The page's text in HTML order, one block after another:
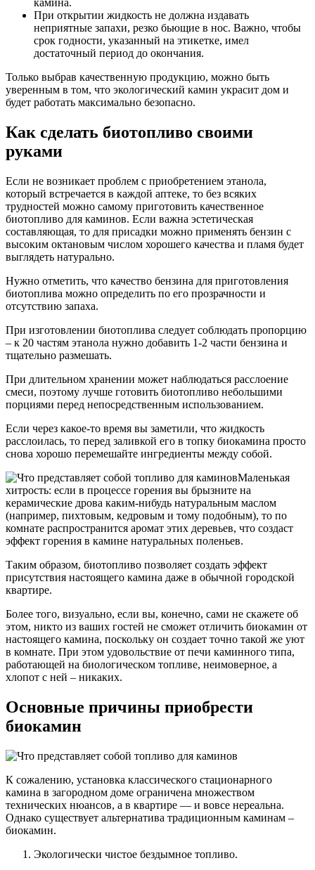
камина.
При открытии жидкость не должна издавать
неприятные запахи, резко бьющие в нос. Важно, чтобы
срок годности, указанный на этикетке, имел
достаточный период до окончания.
Только выбрав качественную продукцию, можно быть
уверенным в том, что экологический камин украсит дом и
будет работать максимально безопасно.
Как сделать биотопливо своими
руками
Если не возникает проблем с приобретением этанола,
который встречается в каждой аптеке, то без всяких
трудностей можно самому приготовить качественное
биотопливо для каминов. Если важна эстетическая
составляющая, то для присадки можно применять бензин с
высоким октановым числом хорошего качества и пламя будет
выглядеть натурально.
Нужно отметить, что качество бензина для приготовления
биотоплива можно определить по его прозрачности и
отсутствию запаха.
При изготовлении биотоплива следует соблюдать пропорцию
– к 20 частям этанола нужно добавить 1-2 части бензина и
тщательно размешать.
При длительном хранении может наблюдаться расслоение
смеси, поэтому лучше готовить биотопливо небольшими
порциями перед непосредственным использованием.
Если через какое-то время вы заметили, что жидкость
расслоилась, то перед заливкой его в топку биокамина просто
снова хорошо перемешайте ингредиенты между собой.
Маленькая
хитрость: если в процессе горения вы брызните на
керамические дрова каким-нибудь натуральным маслом
(например, пихтовым, кедровым и тому подобным), то по
комнате распространится аромат этих деревьев, что создаст
эффект горения в камине натуральных поленьев.
Таким образом, биотопливо позволяет создать эффект
присутствия настоящего камина даже в обычной городской
квартире.
Более того, визуально, если вы, конечно, сами не скажете об
этом, никто из ваших гостей не сможет отличить биокамин от
настоящего камина, поскольку он создает точно такой же уют
в комнате. При этом удовольствие от печи каминного типа,
работающей на биологическом топливе, неимоверное, а
хлопот с ней – никаких.
Основные причины приобрести
биокамин
К сожалению, установка классического стационарного
камина в загородном доме ограничена множеством
технических нюансов, а в квартире — и вовсе нереальна.
Однако существует альтернатива традиционным каминам –
биокамин.
Экологически чистое бездымное топливо.